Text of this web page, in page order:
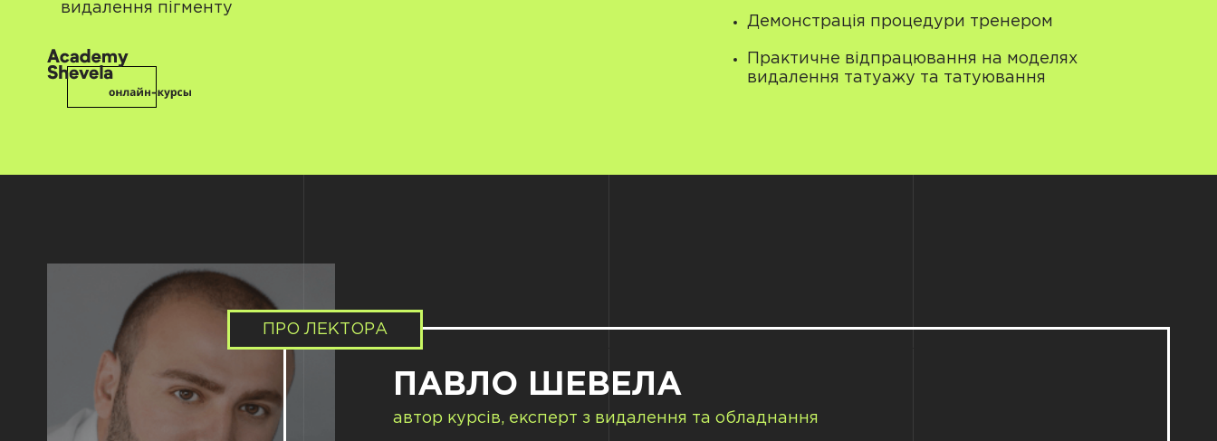
видалення пігменту
Демонстрація процедури тренером
Практичне відпрацювання на моделях
видалення татуажу та татуювання
ПРО ЛЕКТОРА
ПАВЛО ШЕВЕЛА
автор курсів, експерт з видалення та обладнання